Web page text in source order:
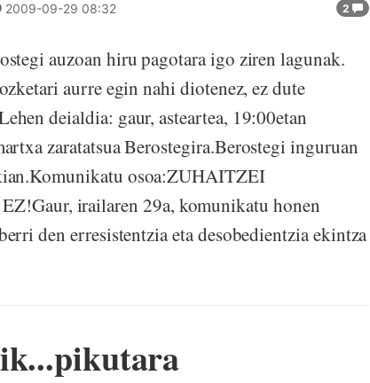
2
2009-09-29 08:32
auzoan hiru pagotara igo ziren lagunak.
aurre egin nahi diotenez, ez dute
deialdia: gaur, asteartea, 19:00etan
zaratatsua Berostegira.Berostegi inguruan
osoa:ZUHAITZEI
irailaren 29a, komunikatu honen
den erresistentzia eta desobedientzia ekintza